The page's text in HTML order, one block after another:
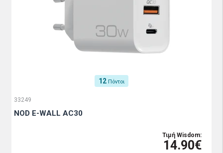
12 Πόντοι
33249
NOD E-WALL AC30
Τιμή Wisdom:
14.90€